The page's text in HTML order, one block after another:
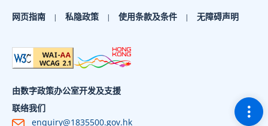
切
网页指南 私隐政策 使用条款及条件 无障碍声明
由数字政策办公室开发及支援
联络我们
enquiry@1835500.gov.hk